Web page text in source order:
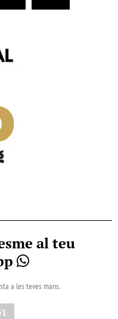
al teu
a les teves mans.